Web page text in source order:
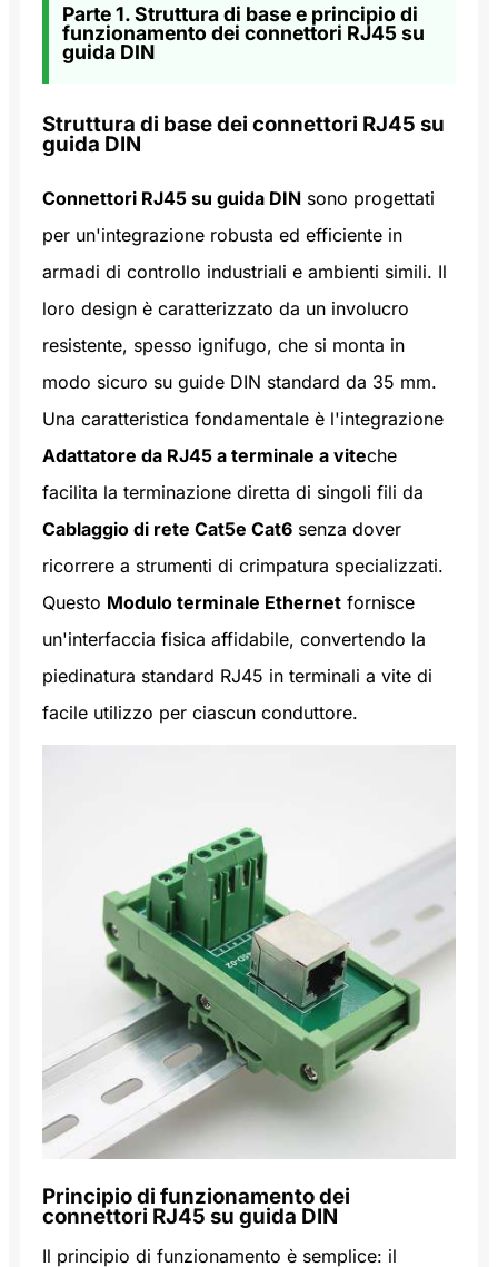
Parte 1. Struttura di base e principio di
funzionamento dei connettori RJ45 su
guida DIN
Struttura di base dei connettori RJ45 su
guida DIN
Connettori RJ45 su guida DIN sono progettati
per un'integrazione robusta ed efficiente in
armadi di controllo industriali e ambienti simili. Il
loro design è caratterizzato da un involucro
resistente, spesso ignifugo, che si monta in
modo sicuro su guide DIN standard da 35 mm.
Una caratteristica fondamentale è l'integrazione
Adattatore da RJ45 a terminale a viteche
facilita la terminazione diretta di singoli fili da
Cablaggio di rete Cat5e Cat6 senza dover
ricorrere a strumenti di crimpatura specializzati.
Questo Modulo terminale Ethernet fornisce
un'interfaccia fisica affidabile, convertendo la
piedinatura standard RJ45 in terminali a vite di
facile utilizzo per ciascun conduttore.
Principio di funzionamento dei
connettori RJ45 su guida DIN
Il principio di funzionamento è semplice: il